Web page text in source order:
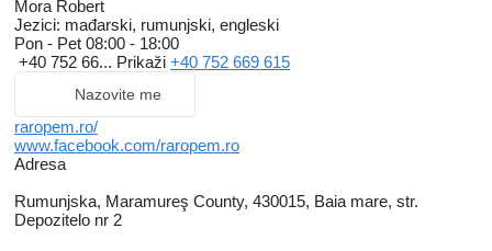
Mora Robert
Jezici: mađarski, rumunjski, engleski
Pon - Pet 08:00 - 18:00
+40 752 66... Prikaži +40 752 669 615
Nazovite me
raropem.ro/
www.facebook.com/raropem.ro
Adresa
Rumunjska, Maramureş County, 430015, Baia mare, str.
Depozitelo nr 2